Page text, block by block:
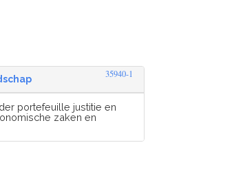
35940-1
portefeuille justitie en
zaken en